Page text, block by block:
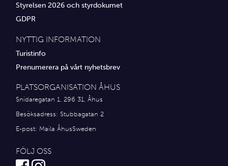
Styrelsen 2026 och styrdokumet
GDPR
NYTTIG INFORMATION
Turistinfo
Prenumerera på vårt nyhetsbrev
PLATSORGANISATION ÅHUS
Snidaregatan 1, 296 31, Åhus
Besöksadress: Stubbagatan 2
E-post: Maila ÅhusSweden
FÖLJ OSS